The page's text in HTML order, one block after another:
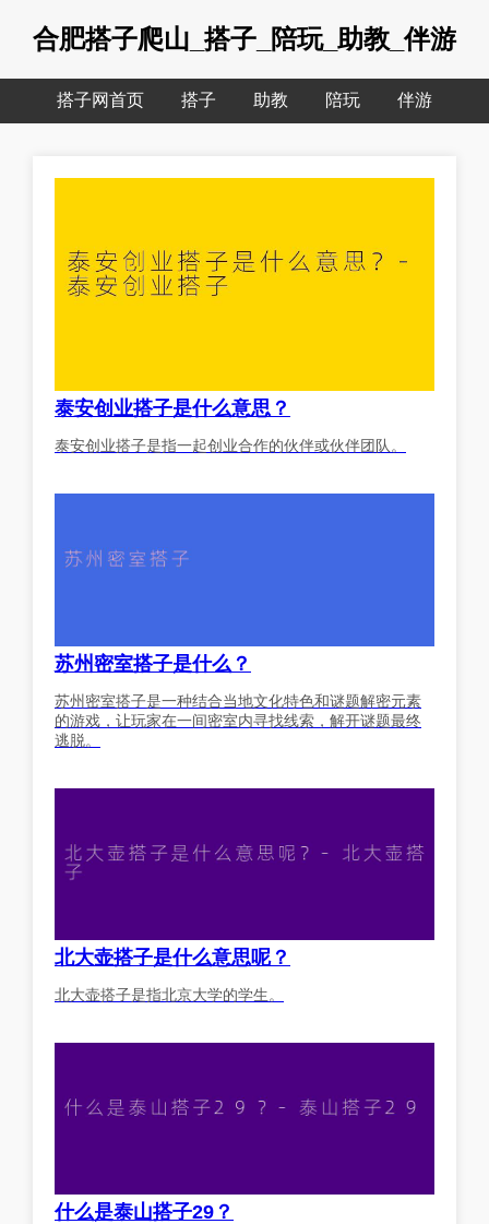
合肥搭子爬山_搭子_陪玩_助教_伴游
搭子网首页 搭子 助教 陪玩 伴游
泰安创业搭子是什么意思？
泰安创业搭子是指一起创业合作的伙伴或伙伴团队。
苏州密室搭子是什么？
苏州密室搭子是一种结合当地文化特色和谜题解密元素
的游戏，让玩家在一间密室内寻找线索，解开谜题最终
逃脱。
北大壶搭子是什么意思呢？
北大壶搭子是指北京大学的学生。
什么是泰山搭子29？